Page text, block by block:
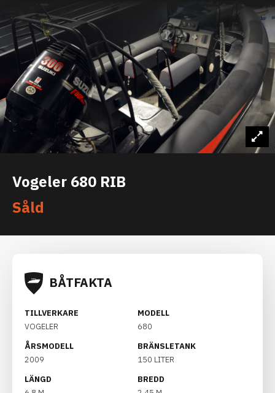
Vogeler 680 RIB
Såld
BÅTFAKTA
TILLVERKARE
VOGELER
MODELL
680
ÅRSMODELL
2009
BRÄNSLETANK
150 LITER
LÄNGD
BREDD